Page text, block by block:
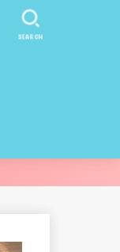
SEARCH